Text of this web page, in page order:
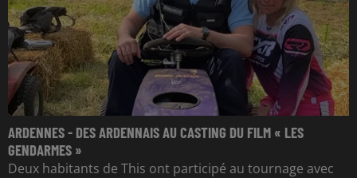
ARDENNES - DES ARDENNAIS AU CASTING DU FILM « LES
GENDARMES »
Deux habitants de This ont participé au tournage avec